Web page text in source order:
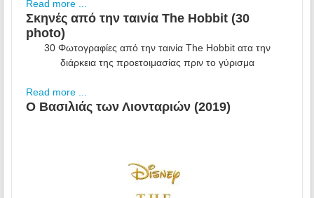
Read more ...
Σκηνές από την ταινία The Hobbit (30
photo)
30 Φωτογραφίες από την ταινία The Hobbit ατα την
διάρκεια της προετοιμασίας πριν το γύρισμα
Read more ...
Ο Βασιλιάς των Λιονταριών (2019)